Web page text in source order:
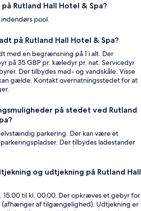
Rutland Hall Hotel & Spa?
pool.
på Rutland Hall Hotel & Spa?
med en begrænsning på 1 i alt. Der
på 35 GBP pr. kæledyr pr. nat. Servicedyr
Der tilbydes mad- og vandskåle. Visse
gælde. Kontakt overnatningsstedet for at
på stedet ved Rutland
parkering. Der kan være et
Der tilbydes ladestander
og udtjekning på Rutland Hall
15.00 til kl. 00.00. Der opkræves et gebyr for
af tilgængelighed). Udtjekning er